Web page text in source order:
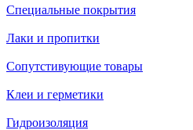
Специальные покрытия
Лаки и пропитки
Сопутстивующие товары
Клеи и герметики
Гидроизоляция